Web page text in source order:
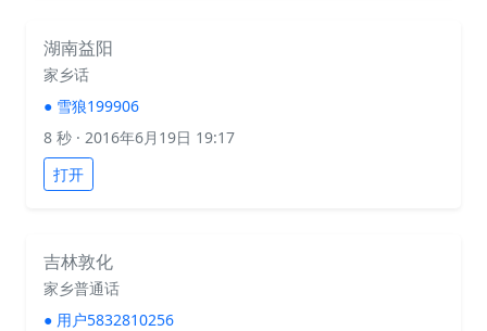
湖南益阳
家乡话
● 雪狼199906
8 秒 · 2016年6月19日 19:17
打开
吉林敦化
家乡普通话
● 用户5832810256